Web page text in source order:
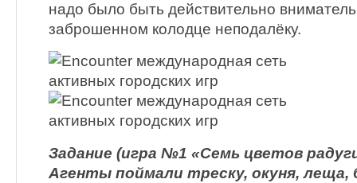
надо было быть действительно
заброшенном колодце неподалёку.
Задание (игра №1 «Семь цветов
Агенты поймали треску, окуня, леща,